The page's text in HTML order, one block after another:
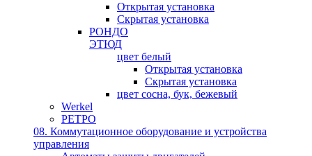
Открытая установка
Скрытая установка
РОНДО
ЭТЮД
цвет белый
Открытая установка
Скрытая установка
цвет сосна, бук, бежевый
Werkel
РЕТРО
08. Коммутационное оборудование и устройства
управления